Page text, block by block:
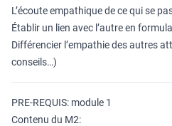
L’écoute empathique de ce qui se
Établir un lien avec l’autre en
Différencier l’empathie des autres
conseils…)
PRE-REQUIS: module 1
Contenu du M2: